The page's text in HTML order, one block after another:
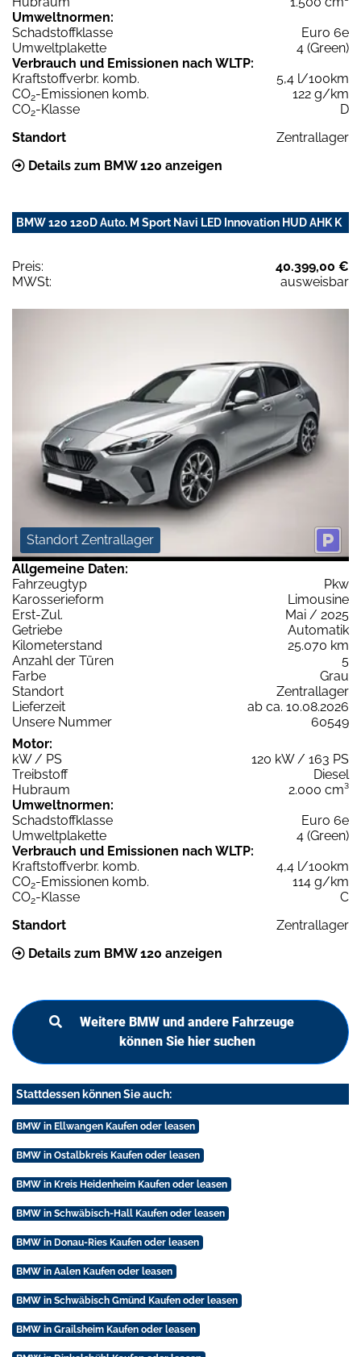
Umweltnormen:
Schadstoffklasse
Euro 6e
Umweltplakette
4 (Green)
Verbrauch und Emissionen nach WLTP:
Kraftstoffverbr. komb.
5,4 l/100km
CO2-Emissionen komb.
122 g/km
CO2-Klasse
D
Standort
Zentrallager
Details zum BMW 120 anzeigen
BMW 120 120D Auto. M Sport Navi LED Innovation HUD AHK K
Preis:
40.399,00 €
MWSt:
ausweisbar
Standort Zentrallager
Allgemeine Daten:
Fahrzeugtyp
Pkw
Karosserieform
Limousine
Erst-Zul.
Mai / 2025
Getriebe
Automatik
Kilometerstand
25.070 km
Anzahl der Türen
5
Farbe
Grau
Standort
Zentrallager
Lieferzeit
ab ca. 10.08.2026
Unsere Nummer
60549
Motor:
kW / PS
120 kW / 163 PS
Treibstoff
Diesel
Hubraum
2.000 cm³
Umweltnormen:
Schadstoffklasse
Euro 6e
Umweltplakette
4 (Green)
Verbrauch und Emissionen nach WLTP:
Kraftstoffverbr. komb.
4,4 l/100km
CO2-Emissionen komb.
114 g/km
CO2-Klasse
C
Standort
Zentrallager
Details zum BMW 120 anzeigen
Weitere BMW und andere Fahrzeuge
können Sie hier suchen
Stattdessen können Sie auch:
BMW in Ellwangen Kaufen oder leasen
BMW in Ostalbkreis Kaufen oder leasen
BMW in Kreis Heidenheim Kaufen oder leasen
BMW in Schwäbisch-Hall Kaufen oder leasen
BMW in Donau-Ries Kaufen oder leasen
BMW in Aalen Kaufen oder leasen
BMW in Schwäbisch Gmünd Kaufen oder leasen
BMW in Grailsheim Kaufen oder leasen